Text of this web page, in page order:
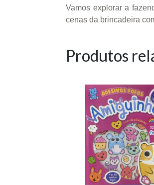
Vamos explorar a
cenas da brincadeira
Produtos